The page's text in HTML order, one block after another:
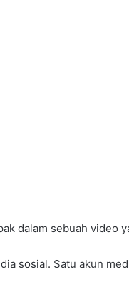
dalam sebuah video
sosial. Satu akun